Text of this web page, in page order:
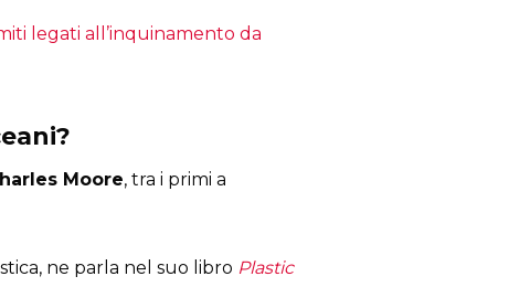
legati all’inquinamento da
Moore, tra i primi a
ne parla nel suo libro Plastic